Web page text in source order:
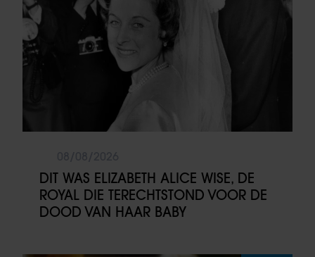
DIT WAS ELIZABETH ALICE WISE, DE
ROYAL DIE TERECHTSTOND VOOR DE
DOOD VAN HAAR BABY